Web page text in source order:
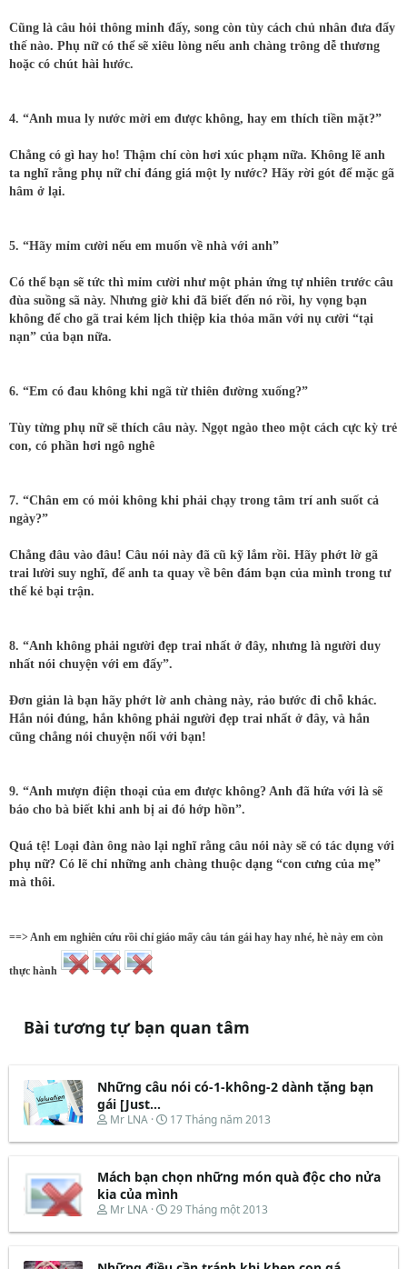
Cũng là câu hỏi thông minh đấy, song còn tùy cách chủ nhân đưa đẩy
thế nào. Phụ nữ có thể sẽ xiêu lòng nếu anh chàng trông dễ thương
hoặc có chút hài hước.
4. “Anh mua ly nước mời em được không, hay em thích tiền mặt?”
Chẳng có gì hay ho! Thậm chí còn hơi xúc phạm nữa. Không lẽ anh
ta nghĩ rằng phụ nữ chỉ đáng giá một ly nước? Hãy rời gót để mặc gã
hâm ở lại.
5. “Hãy mỉm cười nếu em muốn về nhà với anh”
Có thể bạn sẽ tức thì mỉm cười như một phản ứng tự nhiên trước câu
đùa suồng sã này. Nhưng giờ khi đã biết đến nó rồi, hy vọng bạn
không để cho gã trai kém lịch thiệp kia thỏa mãn với nụ cười “tại
nạn” của bạn nữa.
6. “Em có đau không khi ngã từ thiên đường xuống?”
Tùy từng phụ nữ sẽ thích câu này. Ngọt ngào theo một cách cực kỳ trẻ
con, có phần hơi ngô nghê
7. “Chân em có mỏi không khi phải chạy trong tâm trí anh suốt cả
ngày?”
Chẳng đâu vào đâu! Câu nói này đã cũ kỹ lắm rồi. Hãy phớt lờ gã
trai lười suy nghĩ, để anh ta quay về bên đám bạn của mình trong tư
thế kẻ bại trận.
8. “Anh không phải người đẹp trai nhất ở đây, nhưng là người duy
nhất nói chuyện với em đấy”.
Đơn giản là bạn hãy phớt lờ anh chàng này, rảo bước đi chỗ khác.
Hắn nói đúng, hắn không phải người đẹp trai nhất ở đây, và hắn
cũng chẳng nói chuyện nổi với bạn!
9. “Anh mượn điện thoại của em được không? Anh đã hứa với là sẽ
báo cho bà biết khi anh bị ai đó hớp hồn”.
Quá tệ! Loại đàn ông nào lại nghĩ rằng câu nói này sẽ có tác dụng với
phụ nữ? Có lẽ chỉ những anh chàng thuộc dạng “con cưng của mẹ”
mà thôi.
==> Anh em nghiên cứu rồi chỉ giáo mấy câu tán gái hay hay nhé, hè này em còn
thực hành
Bài tương tự bạn quan tâm
Những câu nói có-1-không-2 dành tặng bạn
gái [Just...
T
r
a
d
s
a
t
Mr LNA
N
à
b
ắ
t
ầ
17 Tháng năm 2013
Mách bạn chọn những món quà độc cho nửa
kia của mình
T
r
Mr LNA
N
à
29 Tháng một 2013